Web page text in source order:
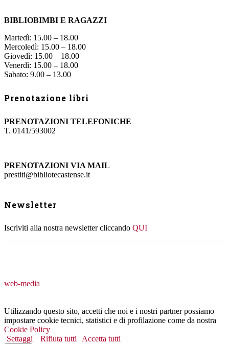
BIBLIOBIMBI E RAGAZZI
Martedì: 15.00 – 18.00
Mercoledì: 15.00 – 18.00
Giovedì: 15.00 – 18.00
Venerdì: 15.00 – 18.00
Sabato: 9.00 – 13.00
Prenotazione libri
PRENOTAZIONI TELEFONICHE
T. 0141/593002
PRENOTAZIONI VIA MAIL
prestiti@bibliotecastense.it
Newsletter
Iscriviti alla nostra newsletter cliccando QUI
web-media
Utilizzando questo sito, accetti che noi e i nostri partner possiamo
impostare cookie tecnici, statistici e di profilazione come da nostra
Cookie Policy
Settaggi
Rifiuta tutti Accetta tutti